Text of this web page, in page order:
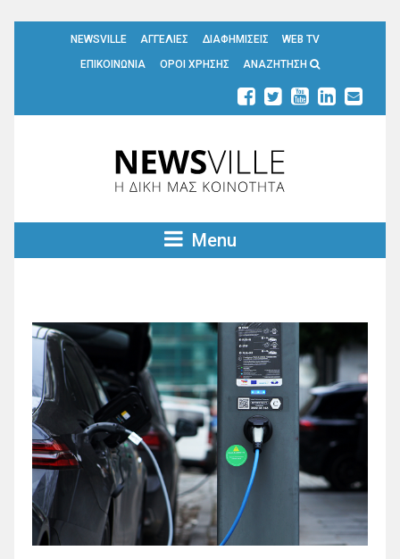
NEWSVILLE ΑΓΓΕΛΙΕΣ ΔΙΑΦΗΜΙΣΕΙΣ
WEB TV
ΕΠΙΚΟΙΝΩΝΙΑ
ΟΡΟΙ ΧΡΗΣΗΣ ΑΝΑΖΗΤΗΣΗ
Menu